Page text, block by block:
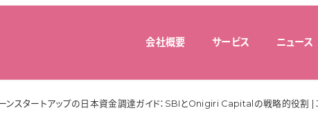
会社概要 サービス ニュース
ーンスタートアップの日本資金調達ガイド：SBIとOnigiri Capitalの戦略的